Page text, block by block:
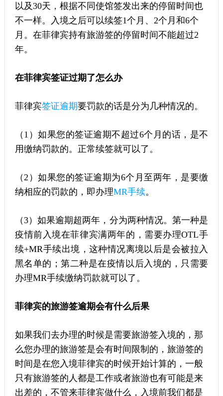
以及30天，根据不同使馆签发出来的停留时间也
不一样。入境之后可以续签1个月、2个月和6个
月。在菲律宾持有旅游签的停留时间不能超过2
年。
在菲律宾签证过期了怎么办
菲律宾签证逾期要罚款的话是分为几种情况的。
（1）如果您的签证逾期不超过6个月的话，是不
用缴纳罚款的。正常续签就可以了。
（2）如果您的签证逾期为6个月至两年，是要缴
纳相应的罚款的，即办理MR手续。
（3）如果逾期超两年，分为两种情况。第一种是
疫情前入境在菲律宾满两年的，需要办理OTL手
续+MR手续出境，这种情况离境以后是会被拉入
黑名单的；第二种是在疫情以后入境的，只需要
办理MR手续缴纳罚款就可以了。
菲律宾的旅游签逾期会有什么后果
如果我们去办理的时候是需要旅游签入境的，那
么您办理的旅游签是会有时间限制的，旅游签的
时间是在您入境菲律宾的时候开始计算的，一般
只有旅游签的人都是工作或者旅游也有可能是来
出差的，不管来菲律宾做什么，入境前我们都是